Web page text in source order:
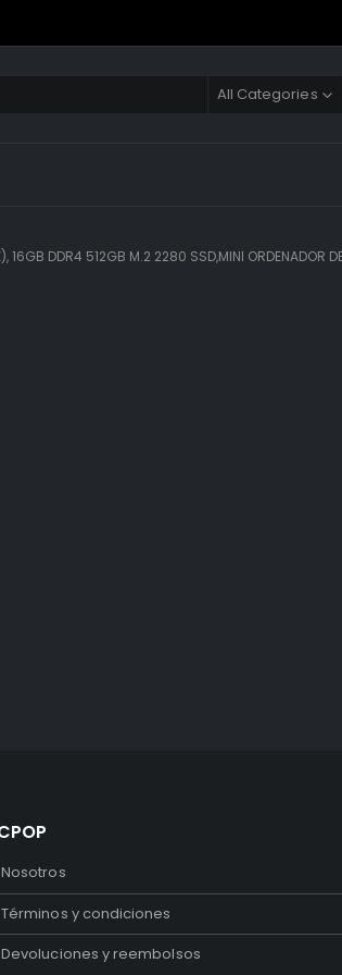
All Categories
DDR4 512GB M.2 2280 SSD,MINI ORDENADOR
Nosotros
Términos y condiciones
Devoluciones y reembolsos